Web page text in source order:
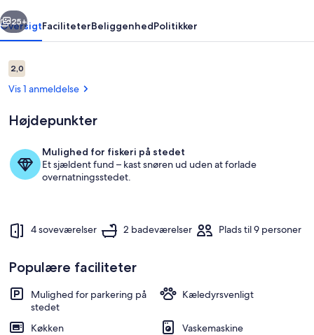
Næste
25+
OversigtFaciliteterBeliggenhedPolitikker
Anmeldelser
2,02,0 ud af 10.
Vis 1 anmeldelse
Højdepunkter
Mulighed for fiskeri på stedet
Et sjældent fund – kast snøren ud uden at forlade
overnatningsstedet.
4 soveværelser 2 badeværelser Plads til 9 personer
Populære faciliteter
Mulighed for parkering på
stedet
Kæledyrsvenligt
Køkken
Vaskemaskine